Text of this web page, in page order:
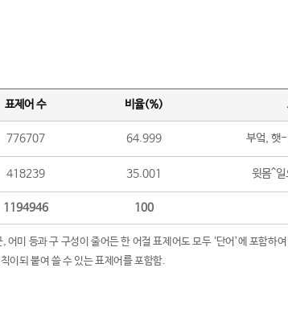
표제어 수 비율(%)
776707 64.999 부엌, 햇
418239 35.001 윗몸^
1194946 100
미 등과 구 구성이 줄어든 한 어절 표제어도 모두 ‘단어’에 포함하
이되 붙여 쓸 수 있는 표제어를 포함함.